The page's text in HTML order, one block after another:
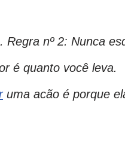
nº 2: Nunca
é quanto você leva.
uma acão é porque